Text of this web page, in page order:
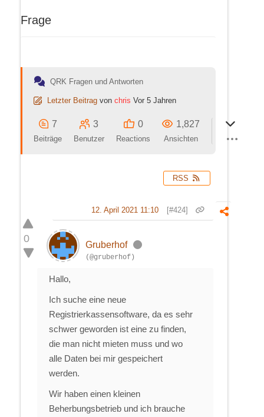
Frage
QRK Fragen und Antworten
Letzter Beitrag von chris Vor 5 Jahren
7
Beiträge
3
Benutzer
0
Reactions
1,827
Ansichten
RSS
0
[#424]
12. April 2021 11:10
Gruberhof
(@gruberhof)
Hallo,
Ich suche eine neue
Registrierkassensoftware, da es sehr
schwer geworden ist eine zu finden,
die man nicht mieten muss und wo
alle Daten bei mir gespeichert
werden.
Wir haben einen kleinen
Beherbungsbetrieb und ich brauche